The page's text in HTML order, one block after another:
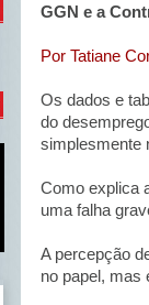
GGN e a
Por Tatiane
Os dados e
do
simplesmente
Como explica
uma falha
A percepção
no papel, mas